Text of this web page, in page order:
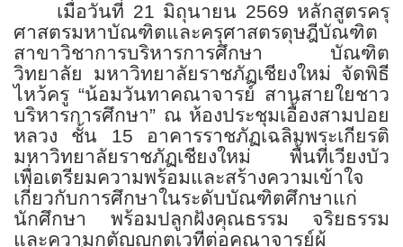
เมื่อวันที่ 21 มิถุนายน 2569 หลักสูตรครุ
ศาสตรมหาบัณฑิตและครุศาสตรดุษฎีบัณฑิต
สาขาวิชาการบริหารการศึกษา บัณฑิต
วิทยาลัย มหาวิทยาลัยราชภัฏเชียงใหม่ จัดพิธี
ไหว้ครู “น้อมวันทาคณาจารย์ สานสายใยชาว
บริหารการศึกษา” ณ ห้องประชุมเอื้องสามปอย
หลวง ชั้น 15 อาคารราชภัฏเฉลิมพระเกียรติ
มหาวิทยาลัยราชภัฏเชียงใหม่ พื้นที่เวียงบัว
เพื่อเตรียมความพร้อมและสร้างความเข้าใจ
เกี่ยวกับการศึกษาในระดับบัณฑิตศึกษาแก่
นักศึกษา พร้อมปลูกฝังคุณธรรม จริยธรรม
และความกตัญญูกตเวทีต่อคณาจารย์ผู้